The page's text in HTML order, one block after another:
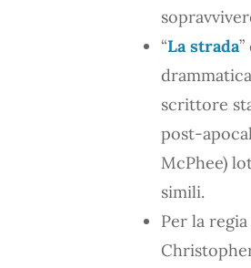
“La strada
scrittore
post-
McPhee)
simili.
Per la